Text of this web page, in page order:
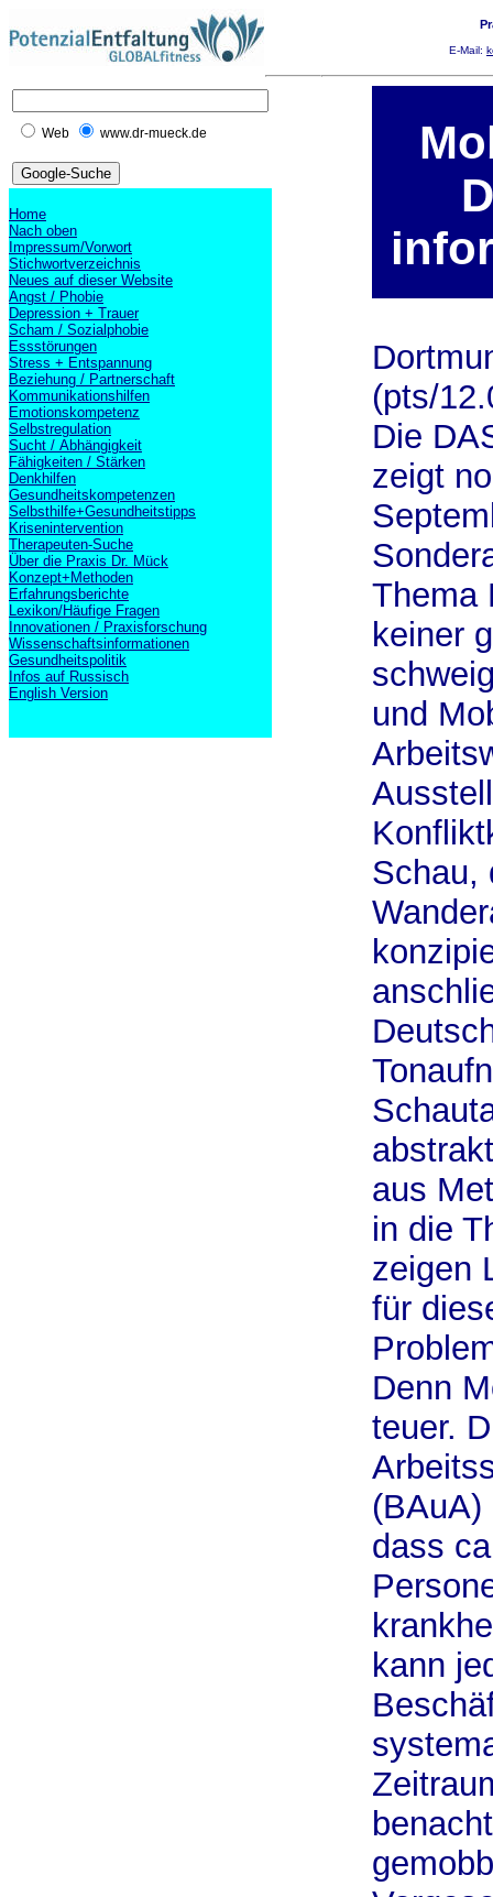
E-Mail:
Web www.dr-mueck.de
Home
Nach oben
Impressum/Vorwort
Stichwortverzeichnis
Neues auf dieser Website
Angst / Phobie
Depression + Trauer
Scham / Sozialphobie
Essstörungen
Stress + Entspannung
Beziehung / Partnerschaft
Kommunikationshilfen
Emotionskompetenz
Selbstregulation
Sucht / Abhängigkeit
Fähigkeiten / Stärken
Denkhilfen
Gesundheitskompetenzen
Selbsthilfe+Gesundheitstipps
Krisenintervention
Therapeuten-Suche
Über die Praxis Dr. Mück
Konzept+Methoden
Erfahrungsberichte
Lexikon/Häufige Fragen
Innovationen / Praxisforschung
Wissenschaftsinformationen
Gesundheitspolitik
Infos auf Russisch
English Version
(pts/
Die
zeigt
Thema
keiner
und
Schau,
aus
in die
zeigen
für
Denn
teuer.
dass
kann